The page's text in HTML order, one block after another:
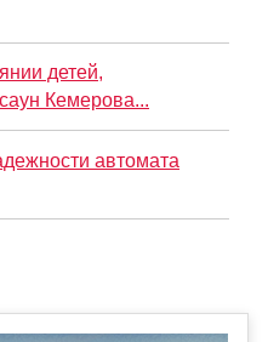
детей,
Кемерова...
автомата